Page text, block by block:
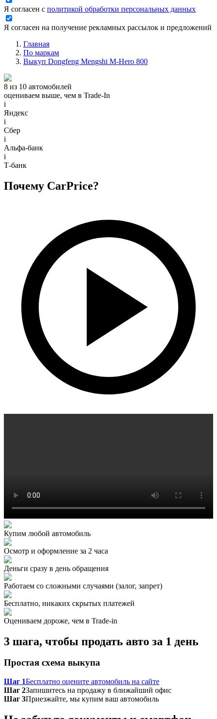
Я согласен с политикой обработки персональных данных
Я согласен на получение рекламных рассылок и предложений
Главная
По маркам
Выкуп Dongfeng Mengshi M-Hero 800
8 из 10 автомобилей
оцениваем выше, чем в Trade‑In
i
Яндекс
i
Сбер
i
Альфа-банк
i
Т-банк
Почему CarPrice?
Купим любой автомобиль
Осмотр и оформление за 2 часа
Деньги сразу в день обращения
Работаем со сложными случаями (залог, запрет)
Бесплатно, никаких скрытых платежей
Оцениваем дороже, чем в Trade‑in
3 шага, чтобы продать авто за 1 день
Простая схема выкупа
Шаг 1Бесплатно оцените автомобиль на сайте
Шаг 2Запишитесь на продажу в ближайший офис
Шаг 3Приезжайте, мы купим ваш автомобиль